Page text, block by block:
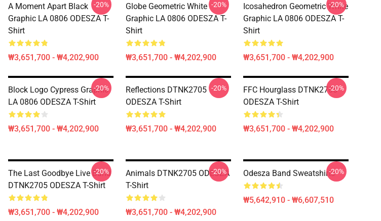
A Moment Apart Black
Graphic LA 0806 ODESZA T-
Shirt
₩3,651,700 - ₩4,202,900
-20%
Globe Geometric White
Graphic LA 0806 ODESZA T-
Shirt
₩3,651,700 - ₩4,202,900
-20%
Icosahedron Geometric White
Graphic LA 0806 ODESZA T-
Shirt
₩3,651,700 - ₩4,202,900
-20%
Block Logo Cypress Graphic
LA 0806 ODESZA T-Shirt
₩3,651,700 - ₩4,202,900
-20%
Reflections DTNK2705
ODESZA T-Shirt
₩3,651,700 - ₩4,202,900
-20%
FFC Hourglass DTNK2705
ODESZA T-Shirt
₩3,651,700 - ₩4,202,900
-20%
The Last Goodbye Live Band
DTNK2705 ODESZA T-Shirt
₩3,651,700 - ₩4,202,900
-20%
Animals DTNK2705 ODESZA
T-Shirt
₩3,651,700 - ₩4,202,900
-20% Odesza Band Sweatshirts
₩5,642,910 - ₩6,607,510
-20%